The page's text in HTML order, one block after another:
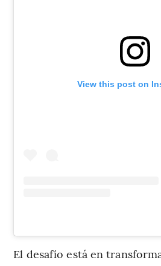
View this post on
El desafío está en